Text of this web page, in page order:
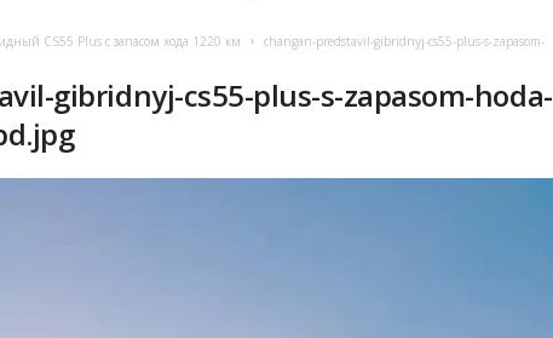
CS55 Plus с запасом хода 1220 км
changan-predstavil-gibridnyj-cs55-plus-s-zapasom-
gibridnyj-cs55-plus-s-zapasom-hoda-